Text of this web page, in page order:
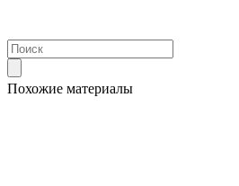
Похожие материалы